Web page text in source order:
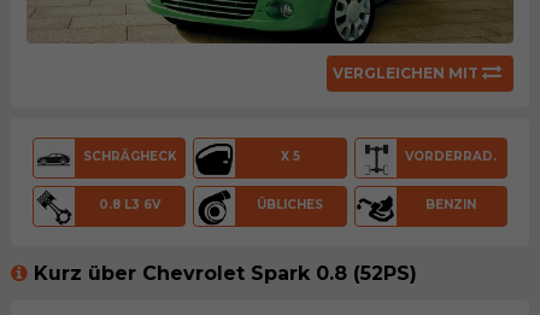
VERGLEICHEN MIT
SCHRÄGHECK X 5 VORDERRAD.
0.8 L3 6V ÜBLICHES BENZIN
Kurz über Chevrolet Spark 0.8 (52PS)